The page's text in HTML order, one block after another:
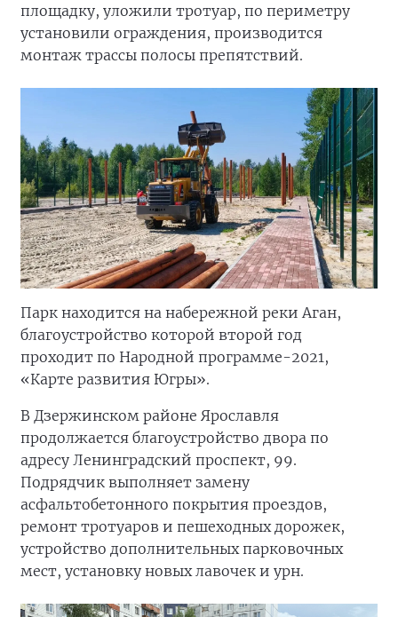
площадку, уложили тротуар, по периметру
установили ограждения, производится
монтаж трассы полосы препятствий.
Парк находится на набережной реки Аган,
благоустройство которой второй год
проходит по Народной программе-2021,
«Карте развития Югры».
В Дзержинском районе Ярославля
продолжается благоустройство двора по
адресу Ленинградский проспект, 99.
Подрядчик выполняет замену
асфальтобетонного покрытия проездов,
ремонт тротуаров и пешеходных дорожек,
устройство дополнительных парковочных
мест, установку новых лавочек и урн.